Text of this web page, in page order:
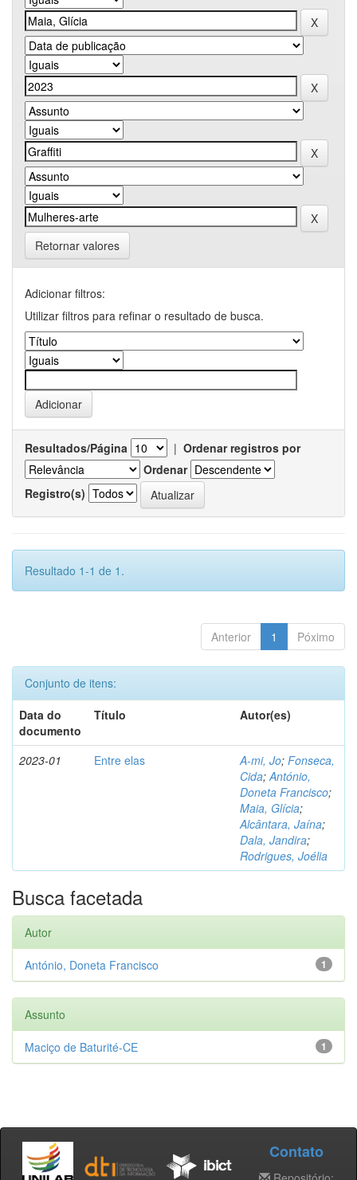
Retornar valores
Adicionar filtros:
Utilizar filtros para refinar o resultado de busca.
Resultados/Página | Ordenar registros por
Ordenar
Registro(s)
Resultado 1-1 de 1.
Anterior 1 Póximo
Conjunto de itens:
Data do
documento
Título Autor(es)
2023-01 Entre elas A-mi, Jo; Fonseca,
Cida;António,
Doneta Francisco;
Maia, Glícia;
Alcântara, Jaína;
Dala, Jandira;
Rodrigues, Joélia
Busca facetada
Autor
1
António, Doneta Francisco
Assunto
1
Maciço de Baturité-CE
Contato